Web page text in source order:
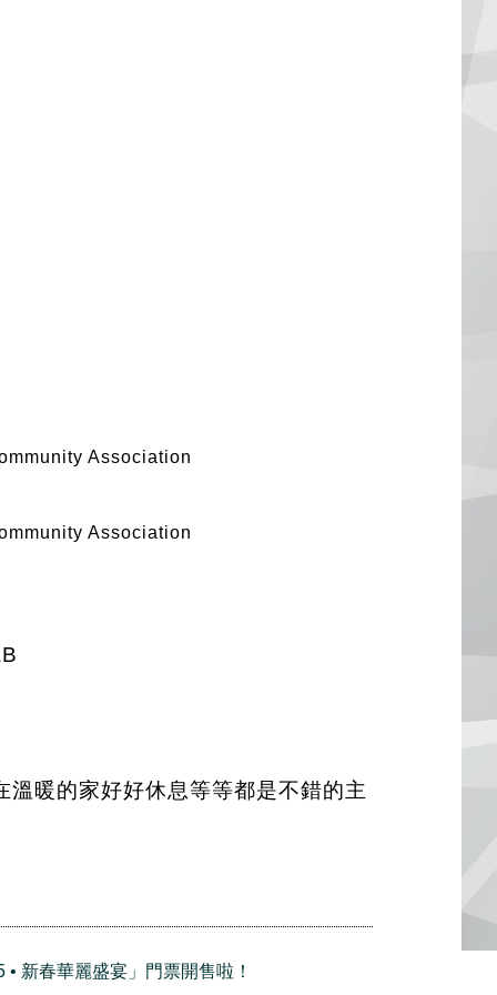
Association
Association
暖的家好好休息等等都是不錯的主
• 新春華麗盛宴」門票開售啦！